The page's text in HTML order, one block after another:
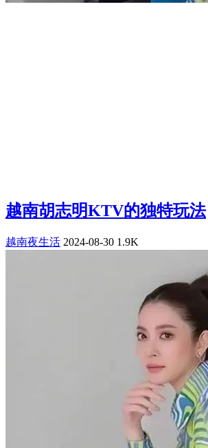
越南胡志明KTV的独特玩法
越南夜生活 2024-08-30 1.9K